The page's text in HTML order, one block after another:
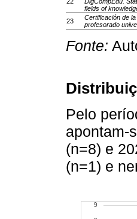
fields of
23
Certificación de
profesorado
Fonte:
Pelo
apontam-
(n=8) e
(n=1) e